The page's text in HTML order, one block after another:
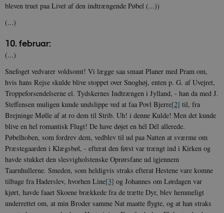
bleven truet paa Livet af den indtrængende Pøbel (...))
(...)
10. februar:
(...)
Snefoget vedvarer voldsomt! Vi lægge saa smaat Planer med Pram om,
hvis hans Rejse skulde blive stoppet over Snoghøj, enten p. G. af Uvejret,
Troppeforsendelserne el. Tydskernes Indtrængen i Jylland, - han da med J.
Steffensen muligen kunde undslippe ved at faa Povl Bjerre[2] til, fra
Brejninge Mølle af at ro dem til Strib. Uh! i denne Kulde! Men det kunde
blive en hel romantisk Flugt! De have døjet en hél Dél allerede.
Pøbelhoben, som fordrev dem, vedblev til ud paa Natten at sværme om
Præstegaarden i Klægsbøl, - efterat den først var trængt ind i Kirken og
havde stukket den slesvigholstenske Oprørsfane ud igjennem
Taarnhullerne. Smeden, som heldigvis straks efterat Hestene vare komne
tilbage fra Haderslev, hvorhen Line[3] og Johannes om Lørdagen var
kjørt, havde faaet Skoene brækkede fra de trætte Dyr, blev hemmeligt
underrettet om, at min Broder samme Nat maatte flygte, og at han straks